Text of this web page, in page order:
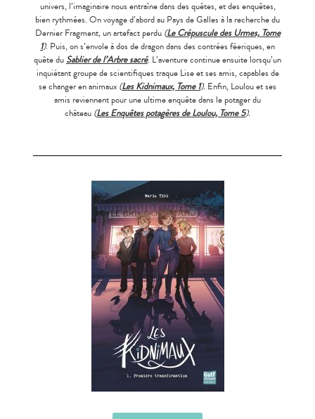
univers, l’imaginaire nous entraîne dans des quêtes, et des enquêtes,
bien rythmées. On voyage d’abord au Pays de Galles à la recherche du
Dernier Fragment, un artefact perdu (Le Crépuscule des Urmes, Tome
1). Puis, on s’envole à dos de dragon dans des contrées féeriques, en
quête du Sablier de l’Arbre sacré. L’aventure continue ensuite lorsqu’un
inquiétant groupe de scientifiques traque Lise et ses amis, capables de
se changer en animaux (Les Kidnimaux, Tome 1). Enfin, Loulou et ses
amis reviennent pour une ultime enquête dans le potager du
château (Les Enquêtes potagères de Loulou, Tome 5).